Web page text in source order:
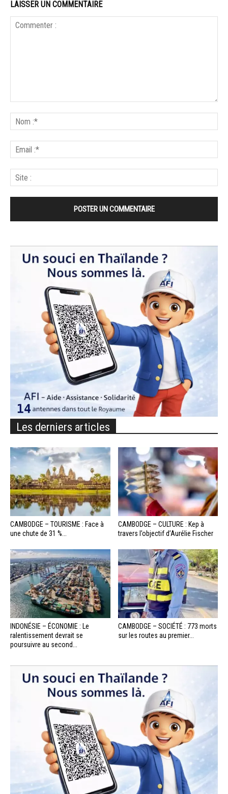
LAISSER UN COMMENTAIRE
Les derniers articles
CAMBODGE – TOURISME : Face à
une chute de 31 %...
CAMBODGE – CULTURE : Kep à
travers l’objectif d’Aurélie Fischer
INDONÉSIE – ÉCONOMIE : Le
ralentissement devrait se
poursuivre au second...
CAMBODGE – SOCIÉTÉ : 773 morts
sur les routes au premier...